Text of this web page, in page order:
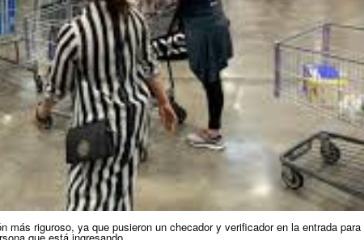
más riguroso, ya que pusieron un checador y verificador en la entrada para